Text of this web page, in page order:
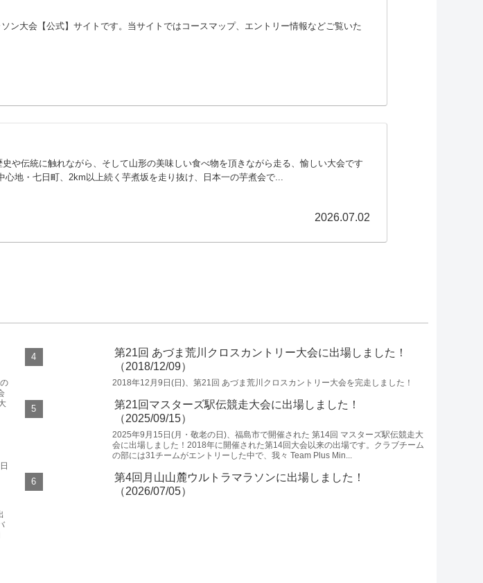
ン大会【公式】サイトです。当サイトではコースマップ、エントリー情報などご覧いた
や伝統に触れながら、そして山形の美味しい食べ物を頂きながら走る、愉しい大会です
地・七日町、2km以上続く芋煮坂を走り抜け、日本一の芋煮会で...
2026.07.02
第21回 あづま荒川クロスカントリー大会に出場しました！
（2018/12/09）
2018年12月9日(日)、第21回 あづま荒川クロスカントリー大会を完走しました！
第21回マスターズ駅伝競走大会に出場しました！
（2025/09/15）
2025年9月15日(月・敬老の日)、福島市で開催された 第14回 マスターズ駅伝競走大
会に出場しました！2018年に開催された第14回大会以来の出場です。クラブチーム
の部には31チームがエントリーした中で、我々 Team Plus Min...
第4回月山山麓ウルトラマラソンに出場しました！
（2026/07/05）